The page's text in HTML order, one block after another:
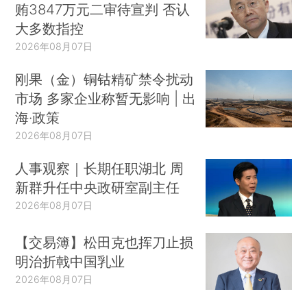
贿3847万元二审待宣判 否认
大多数指控
2026年08月07日
刚果（金）铜钴精矿禁令扰动
市场 多家企业称暂无影响 | 出
海·政策
2026年08月07日
人事观察｜长期任职湖北 周
新群升任中央政研室副主任
2026年08月07日
【交易簿】松田克也挥刀止损
明治折戟中国乳业
2026年08月07日